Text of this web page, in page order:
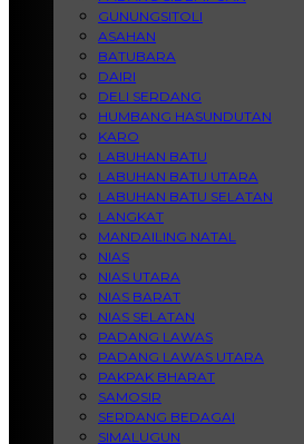
GUNUNGSITOLI
ASAHAN
BATUBARA
DAIRI
DELI SERDANG
HUMBANG HASUNDUTAN
KARO
LABUHAN BATU
LABUHAN BATU UTARA
LABUHAN BATU SELATAN
LANGKAT
MANDAILING NATAL
NIAS
NIAS UTARA
NIAS BARAT
NIAS SELATAN
PADANG LAWAS
PADANG LAWAS UTARA
PAKPAK BHARAT
SAMOSIR
SERDANG BEDAGAI
SIMALUGUN